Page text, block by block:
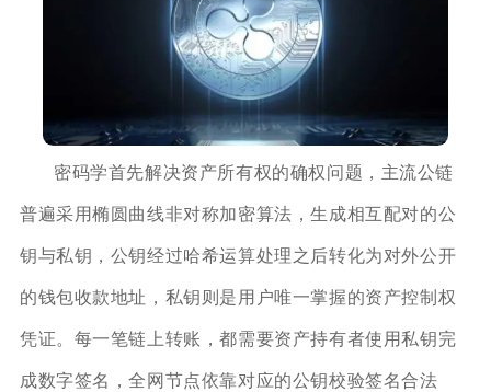
密码学首先解决资产所有权的确权问题，主流公链
普遍采用椭圆曲线非对称加密算法，生成相互配对的公
钥与私钥，公钥经过哈希运算处理之后转化为对外公开
的钱包收款地址，私钥则是用户唯一掌握的资产控制权
凭证。每一笔链上转账，都需要资产持有者使用私钥完
成数字签名，全网节点依靠对应的公钥校验签名合法